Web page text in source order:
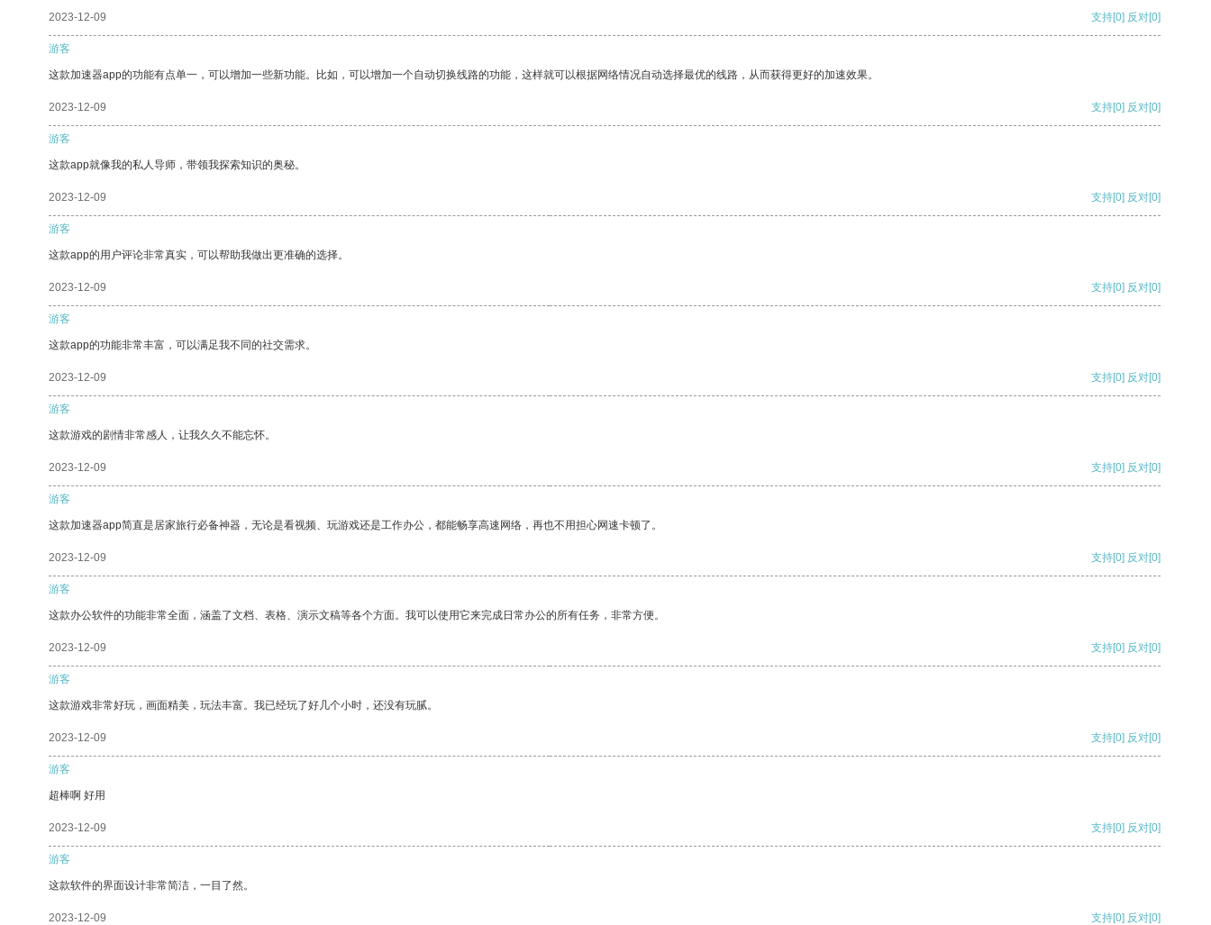
2023-12-09 支持[0] 反对[0]
游客
这款加速器app的功能有点单一，可以增加一些新功能。比如，可以增加一个自动切换线路的功能，这样就可以根据网络情况自动选择最优的线路，从而获得更好的加速效果。
2023-12-09 支持[0] 反对[0]
游客
这款app就像我的私人导师，带领我探索知识的奥秘。
2023-12-09 支持[0] 反对[0]
游客
这款app的用户评论非常真实，可以帮助我做出更准确的选择。
2023-12-09 支持[0] 反对[0]
游客
这款app的功能非常丰富，可以满足我不同的社交需求。
2023-12-09 支持[0] 反对[0]
游客
这款游戏的剧情非常感人，让我久久不能忘怀。
2023-12-09 支持[0] 反对[0]
游客
这款加速器app简直是居家旅行必备神器，无论是看视频、玩游戏还是工作办公，都能畅享高速网络，再也不用担心网速卡顿了。
2023-12-09 支持[0] 反对[0]
游客
这款办公软件的功能非常全面，涵盖了文档、表格、演示文稿等各个方面。我可以使用它来完成日常办公的所有任务，非常方便。
2023-12-09 支持[0] 反对[0]
游客
这款游戏非常好玩，画面精美，玩法丰富。我已经玩了好几个小时，还没有玩腻。
2023-12-09 支持[0] 反对[0]
游客
超棒啊 好用
2023-12-09 支持[0] 反对[0]
游客
这款软件的界面设计非常简洁，一目了然。
2023-12-09 支持[0] 反对[0]